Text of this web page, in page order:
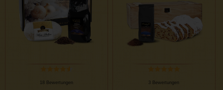
18 Bewertungen 3 Bewertungen